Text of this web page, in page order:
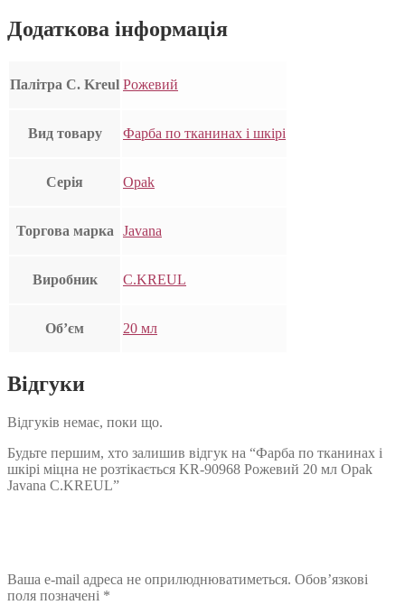
Додаткова інформація
Палітра C. Kreul Рожевий
Вид товару Фарба по тканинах і шкірі
Серія Opak
Торгова марка Javana
Виробник C.KREUL
Об’єм 20 мл
Відгуки
Відгуків немає, поки що.
Будьте першим, хто залишив відгук на “Фарба по тканинах і
шкірі міцна не розтікається KR-90968 Рожевий 20 мл Opak
Javana C.KREUL”
Ваша e-mail адреса не оприлюднюватиметься. Обов’язкові
поля позначені *